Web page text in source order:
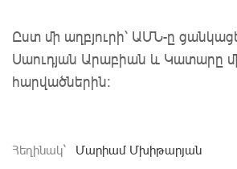
Ըստ մի աղբյուրի՝ ԱՄՆ-ը
Սաուդյան Արաբիան և Կատարը
հարվածներին։
Հեղինակ` Մարիամ Մխիթարյան